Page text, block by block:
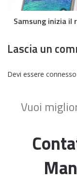
Samsung inizia il
Lascia un
Devi essere connesso
Vuoi